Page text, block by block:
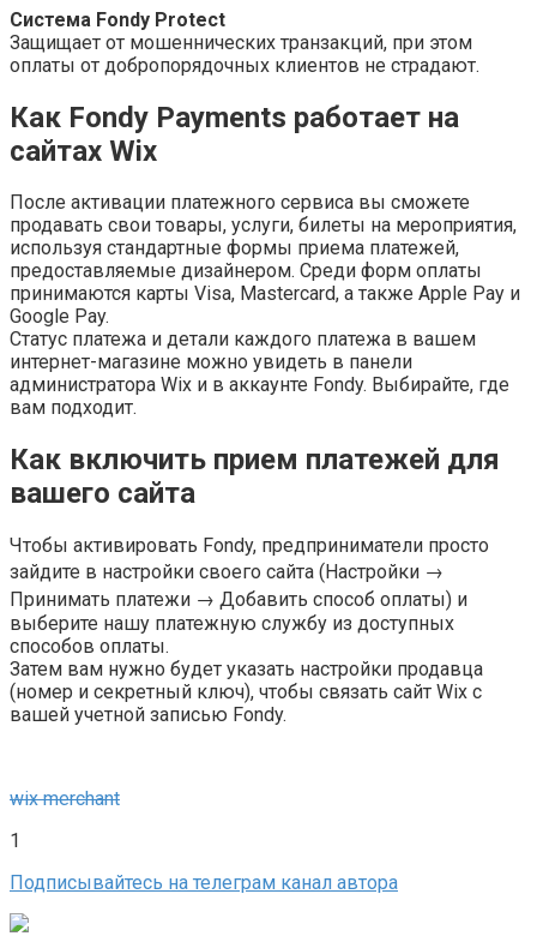
Система Fondy Protect
Защищает от мошеннических транзакций, при этом
оплаты от добропорядочных клиентов не страдают.
Как Fondy Payments работает на
сайтах Wix
После активации платежного сервиса вы сможете
продавать свои товары, услуги, билеты на мероприятия,
используя стандартные формы приема платежей,
предоставляемые дизайнером. Среди форм оплаты
принимаются карты Visa, Mastercard, а также Apple Pay и
Google Pay.
Статус платежа и детали каждого платежа в вашем
интернет-магазине можно увидеть в панели
администратора Wix и в аккаунте Fondy. Выбирайте, где
вам подходит.
Как включить прием платежей для
вашего сайта
Чтобы активировать Fondy, предприниматели просто
зайдите в настройки своего сайта (Настройки →
Принимать платежи → Добавить способ оплаты) и
выберите нашу платежную службу из доступных
способов оплаты.
Затем вам нужно будет указать настройки продавца
(номер и секретный ключ), чтобы связать сайт Wix с
вашей учетной записью Fondy.
wix merchant
1
Подписывайтесь на телеграм канал автора